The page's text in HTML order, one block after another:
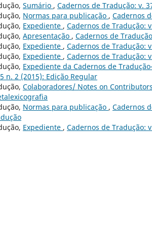
Sumário , Cadernos de Tradução: v.
Normas para publicação , Cadernos
Expediente , Cadernos de Tradução:
Apresentação , Cadernos de
Expediente , Cadernos de Tradução:
Expediente , Cadernos de Tradução:
Expediente da Cadernos de
n. 2 (2015): Edição Regular
Colaboradores/ Notes on Contributors
Normas para publicação , Cadernos
Expediente , Cadernos de Tradução: